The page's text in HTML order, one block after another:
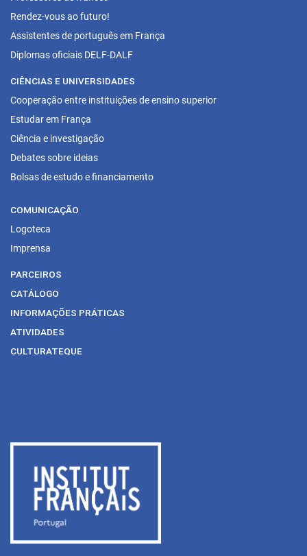
Rendez-vous ao futuro!
Assistentes de português em França
Diplomas oficiais DELF-DALF
CIÊNCIAS E UNIVERSIDADES
Cooperação entre instituições de ensino superior
Estudar em França
Ciência e investigação
Debates sobre ideias
Bolsas de estudo e financiamento
COMUNICAÇÃO
Logoteca
Imprensa
PARCEIROS
CATÁLOGO
INFORMAÇÕES PRÁTICAS
ATIVIDADES
CULTURATEQUE